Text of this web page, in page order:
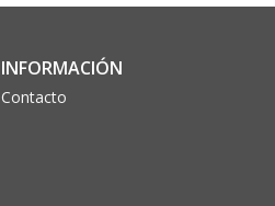
INFORMACIÓN
Contacto